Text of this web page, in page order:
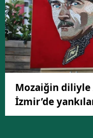
Mozaiğin diliyle
İzmir’de